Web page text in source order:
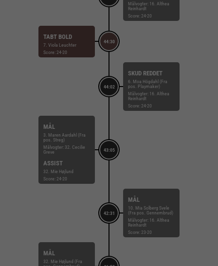
Målvogter: 16. Althea
Reinhardt
Score: 24-20
44:30
TABT BOLD
7. Viola Leuchter
Score: 24-20
44:02
SKUD REDDET
6. Moa Högdahl (Fra
pos. Playmaker)
Målvogter: 16. Althea
Reinhardt
Score: 24-20
43:05
MÅL
3. Maren Aardahl (Fra
pos. Streg)
Målvogter: 32. Cecilie
Greve
ASSIST
32. Mie Højlund
Score: 24-20
42:31
MÅL
10. Mia Solberg Svele
(Fra pos. Gennembrud)
Målvogter: 16. Althea
Reinhardt
Score: 23-20
MÅL
32. Mie Højlund (Fra